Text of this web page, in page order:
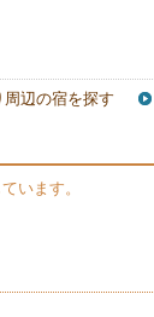
辺の宿を探す
います。